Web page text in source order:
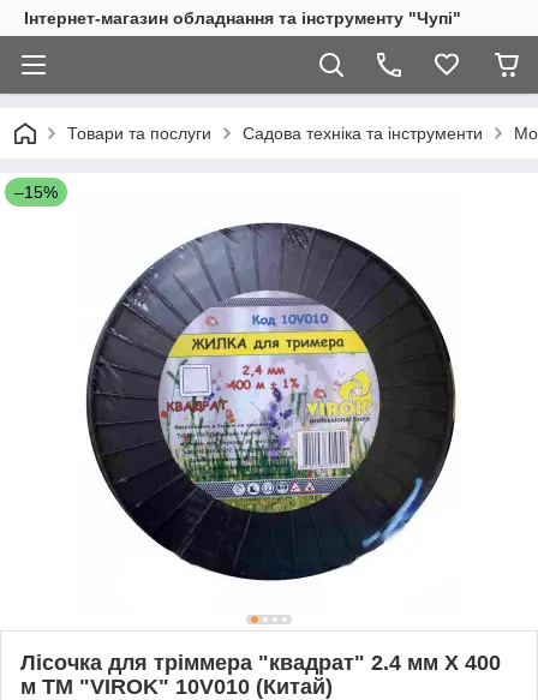
Інтернет-магазин обладнання та інструменту "Чупі"
Товари та послуги Садова техніка та інструменти
–15%
Лісочка для тріммера "квадрат" 2.4 мм X 400
м ТМ "VIROK" 10V010 (Китай)